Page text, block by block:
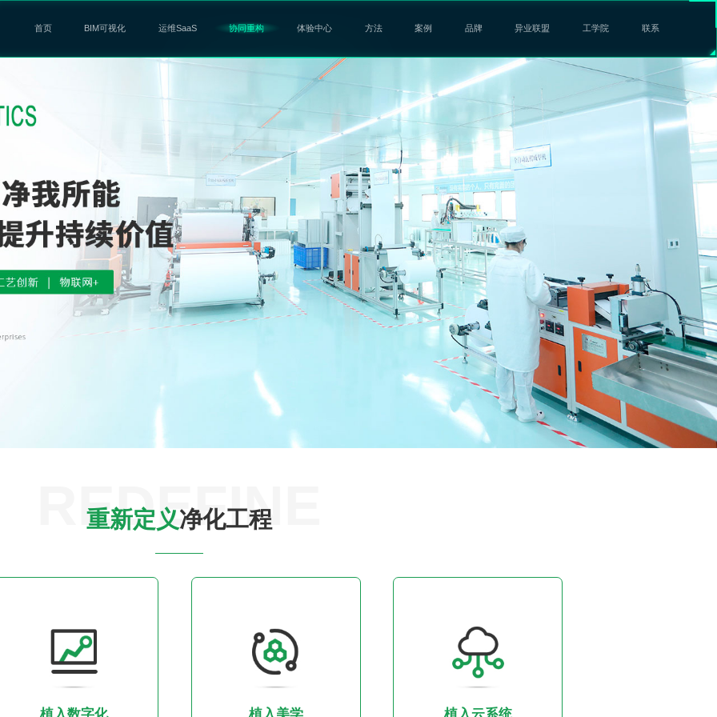
首页 BIM可视化 运维SaaS 协同重构 体验中心 方法 案例 品牌 异业联盟 工学院 联系
REDEFINE
重新定义净化工程